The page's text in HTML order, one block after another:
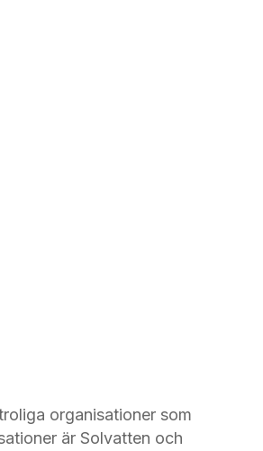
organisationer som
är Solvatten och